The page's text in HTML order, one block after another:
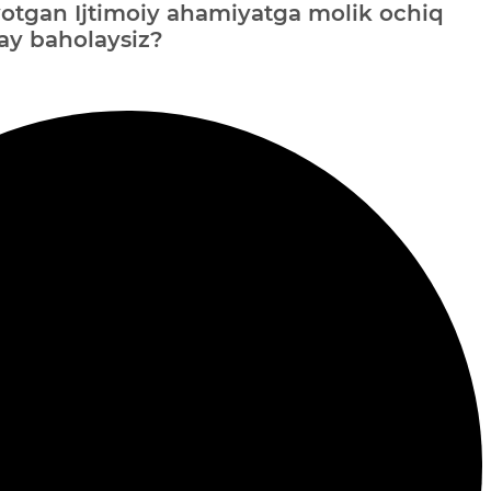
Ijtimoiy ahamiyatga molik ochiq
baholaysiz?